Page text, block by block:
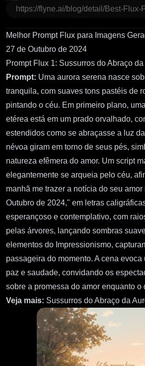
Melhor Prompt Flux para Imagens
27 de Outubro de 2024
Prompt Flux 1: Sussurros do Abraço da
Prompt: Uma aurora serena nasce
tranquila, com suaves tons pastéis de
pintando o céu. Em primeiro plano,
etérea está em um prado orvalhado,
estendidos como se abraçasse a luz
névoa giram em torno de seus pés,
natureza efêmera do amor. Um script
elegantemente se arqueia pelo céu,
manhã me trazer a notícia do seu
Outubro de 2024," em letras
esperançoso e contemplativo, com
pelas árvores, lançando sombras
elementos do Impressionismo,
passageira do momento. A cena
paz e saudade, convidando os
sobre a promessa do amor enquanto o
Veja mais: Sussurros do Abraço da